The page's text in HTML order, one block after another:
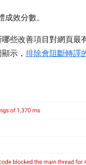
效分數。
些改善項目對網頁最
示， 排除會阻斷轉譯